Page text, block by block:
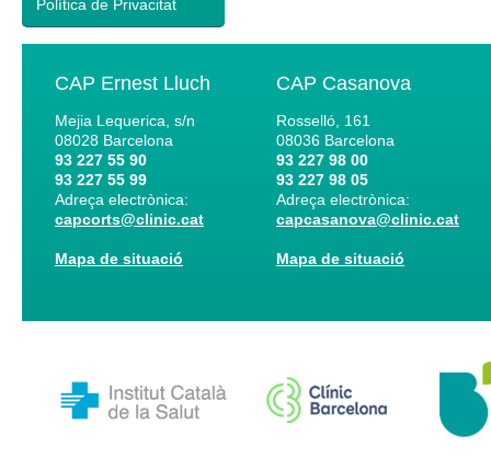
Política de Privacitat
CAP Ernest Lluch
Mejia Lequerica, s/n
08028 Barcelona
93 227 55 90
93 227 55 99
Adreça electrònica:
capcorts@clinic.cat
Mapa de situació
CAP Casanova
Rosselló, 161
08036 Barcelona
93 227 98 00
93 227 98 05
Adreça electrònica:
capcasanova@clinic.cat
Mapa de situació